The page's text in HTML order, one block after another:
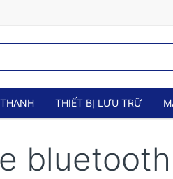
THIẾT BỊ LƯU TRỮ